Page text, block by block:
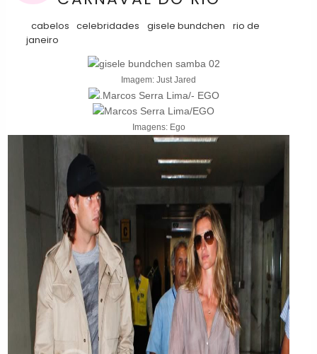
cabelos celebridades gisele bundchen
rio de
janeiro
Imagem: Just Jared
Imagens: Ego